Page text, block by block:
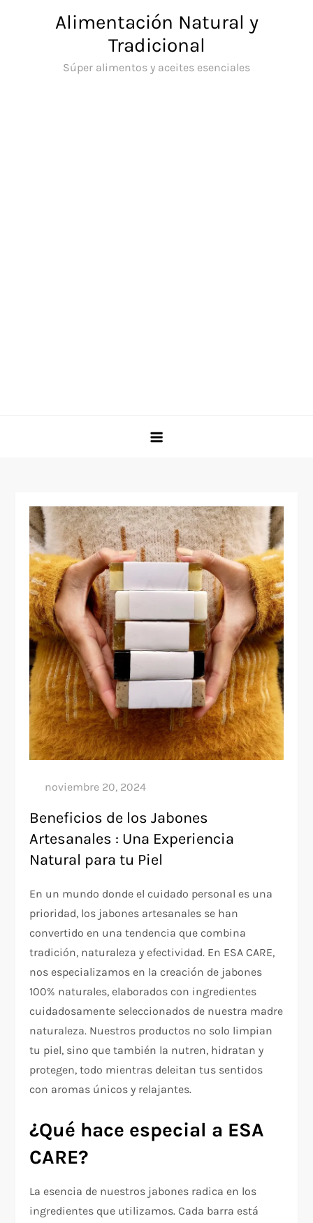
Alimentación Natural y
Tradicional
Súper alimentos y aceites esenciales
Beneficios de los Jabones
Artesanales : Una Experiencia
Natural para tu Piel
En un mundo donde el cuidado personal es una
prioridad, los jabones artesanales se han
convertido en una tendencia que combina
tradición, naturaleza y efectividad. En ESA CARE,
nos especializamos en la creación de jabones
100% naturales, elaborados con ingredientes
cuidadosamente seleccionados de nuestra madre
naturaleza. Nuestros productos no solo limpian
tu piel, sino que también la nutren, hidratan y
protegen, todo mientras deleitan tus sentidos
con aromas únicos y relajantes.
¿Qué hace especial a ESA
CARE?
La esencia de nuestros jabones radica en los
ingredientes que utilizamos. Cada barra está